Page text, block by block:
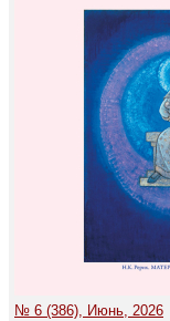
№ 6 (386), Июнь, 2026